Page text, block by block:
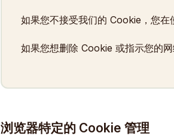
如果您不接受我们的 Cookie，您在
如果您想删除 Cookie 或指示您的
浏览器特定的 Cookie 管理